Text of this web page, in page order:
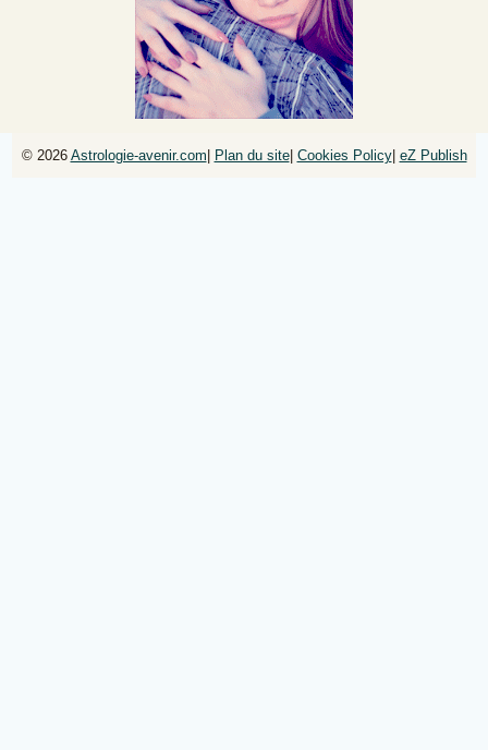
© 2026 Astrologie-avenir.com Plan du site| Cookies Policy| eZ Publish